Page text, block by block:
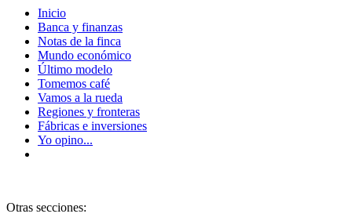
Inicio
Banca y finanzas
Notas de la finca
Mundo económico
Último modelo
Tomemos café
Vamos a la rueda
Regiones y fronteras
Fábricas e inversiones
Yo opino...
Otras secciones: